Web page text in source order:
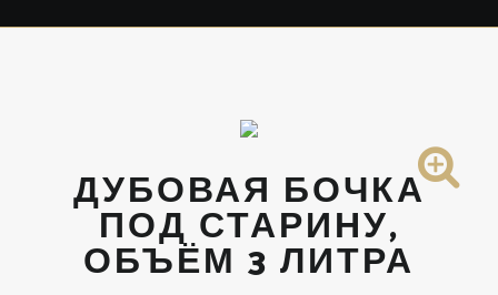
ДУБОВАЯ БОЧКА
ПОД СТАРИНУ,
ОБЪЁМ 3 ЛИТРА